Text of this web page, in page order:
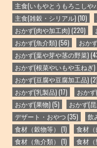
主食(いもやとうもろこしや
主食(雑穀・シリアル) (10)
おかず(肉や加工肉) (220)
おかず(魚介類) (56) おか
おかず(葉や芽や茎の野菜)
おかず(根菜やいもや玉ねぎ)
おかず(豆腐や豆腐加工品) (2)
おかず(乳製品) (17) おか
おかず(果物) (5) おかず(
デザート・おやつ (35) 飲
食材（穀物等） (1) 食材（
食材（魚介類） (1) 食材（